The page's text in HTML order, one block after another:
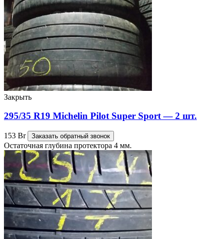
Закрыть
295/35 R19 Michelin Pilot Super Sport — 2 шт.
153 Br Заказать обратный звонок
Остаточная глубина протектора 4 мм.